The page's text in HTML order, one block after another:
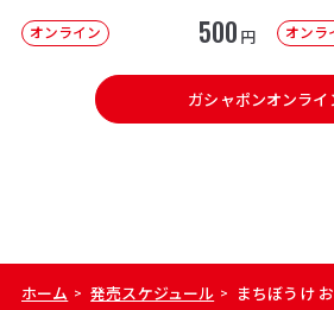
オンライン 500 円 オンラ
ガシャポンオンライ
ホーム > 発売スケジュール > まちぼうけ